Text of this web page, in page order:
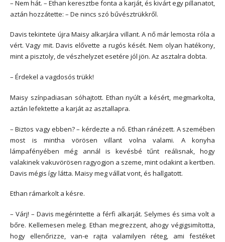
– Nem hát. – Ethan keresztbe fonta a karját, és kivárt egy pillanatot,
aztán hozzátette: – De nincs szó bűvésztrükkről.
Davis tekintete újra Maisy alkarjára villant. A nő már lemosta róla a
vért. Vagy mit. Davis elővette a rugós kését. Nem olyan hatékony,
mint a pisztoly, de vészhelyzet esetére jól jön. Az asztalra dobta.
– Érdekel a vagdosós trükk!
Maisy színpadiasan sóhajtott. Ethan nyúlt a késért, megmarkolta,
aztán lefektette a karját az asztallapra.
– Biztos vagy ebben? – kérdezte a nő. Ethan ránézett. A szemében
most is mintha vörösen villant volna valami. A konyha
lámpafényében még annál is kevésbé tűnt reálisnak, hogy
valakinek vakuvörösen ragyogjon a szeme, mint odakint a kertben.
Davis mégis így látta. Maisy meg vállat vont, és hallgatott.
Ethan rámarkolt a késre.
– Várj! – Davis megérintette a férfi alkarját. Selymes és sima volt a
bőre. Kellemesen meleg. Ethan megrezzent, ahogy végigsimította,
hogy ellenőrizze, van-e rajta valamilyen réteg, ami festéket